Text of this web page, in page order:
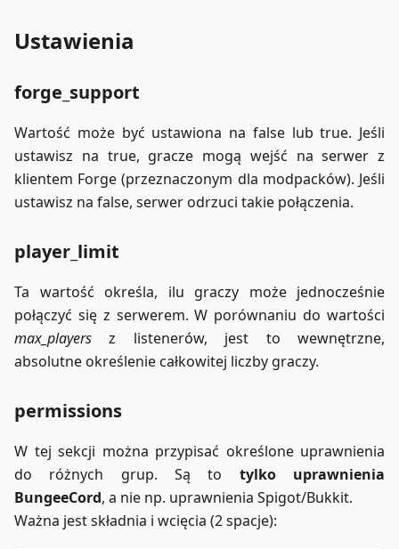
Ustawienia
forge_support
Wartość może być ustawiona na false lub true. Jeśli
ustawisz na true, gracze mogą wejść na serwer z
klientem Forge (przeznaczonym dla modpacków). Jeśli
ustawisz na false, serwer odrzuci takie połączenia.
player_limit
Ta wartość określa, ilu graczy może jednocześnie
połączyć się z serwerem. W porównaniu do wartości
max_players z listenerów, jest to wewnętrzne,
absolutne określenie całkowitej liczby graczy.
permissions
W tej sekcji można przypisać określone uprawnienia
do różnych grup. Są to tylko uprawnienia
BungeeCord, a nie np. uprawnienia Spigot/Bukkit.
Ważna jest składnia i wcięcia (2 spacje):